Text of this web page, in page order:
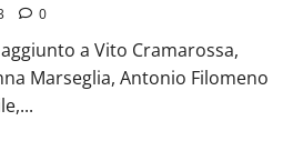
0
a Vito Cramarossa,
Marseglia, Antonio Filomeno